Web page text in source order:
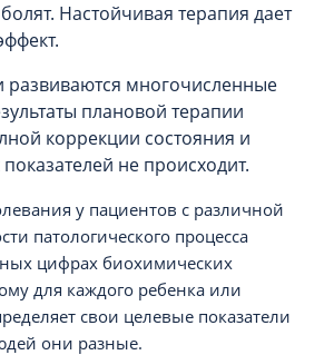
Настойчивая терапия дает
развиваются многочисленные
плановой терапии
коррекции состояния и
не происходит.
у пациентов с различной
патологического процесса
цифрах биохимических
для каждого ребенка или
свои целевые показатели
они разные.